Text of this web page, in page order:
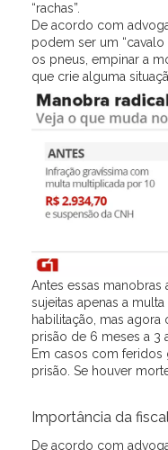
“rachas”.
De acordo com
podem ser um
os pneus, empinar a
que crie alguma
Antes essas manobras
sujeitas apenas a
habilitação, mas
prisão de 6 meses a 3
Em casos com feridos
prisão. Se houver
Importância da
De acordo com